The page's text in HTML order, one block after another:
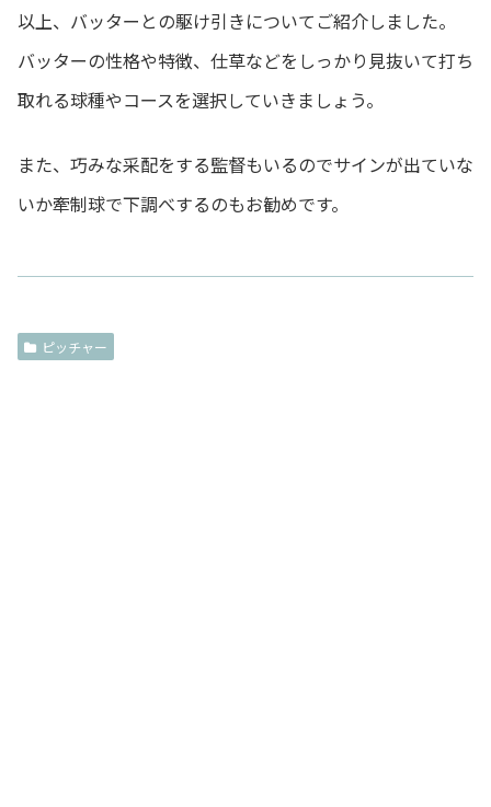
以上、バッターとの駆け引きについてご紹介しました。
バッターの性格や特徴、仕草などをしっかり見抜いて打ち
取れる球種やコースを選択していきましょう。
また、巧みな采配をする監督もいるのでサインが出ていな
いか牽制球で下調べするのもお勧めです。
ピッチャー